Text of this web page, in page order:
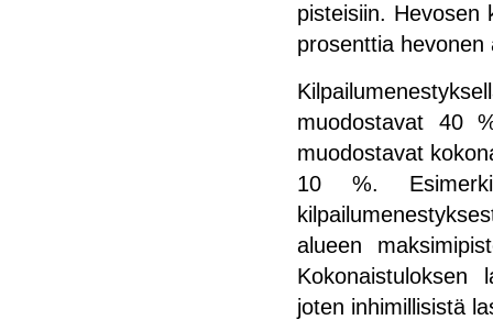
pisteisiin. Hevosen
prosenttia
muodostavat 40
muodostavat
10 %.
alueen
Kokonaistuloksen
joten inhimillisistä